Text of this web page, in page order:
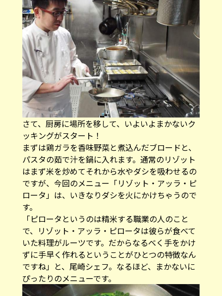
さて、厨房に場所を移して、いよいよまかないク
ッキングがスタート！
まずは鶏ガラを香味野菜と煮込んだブロードと、
パスタの茹で汁を鍋に入れます。通常のリゾット
はまず米を炒めてそれから水やダシを吸わせるの
ですが、今回のメニュー「リゾット・アッラ・ピ
ロータ」は、いきなりダシを火にかけちゃうので
す。
「ピロータというのは精米する職業の人のこと
で、リゾット・アッラ・ピロータは彼らが食べて
いた料理がルーツです。だからなるべく手をかけ
ずに手早く作れるということがひとつの特徴なん
ですね」と、尾崎シェフ。なるほど、まかないに
ぴったりのメニューです。